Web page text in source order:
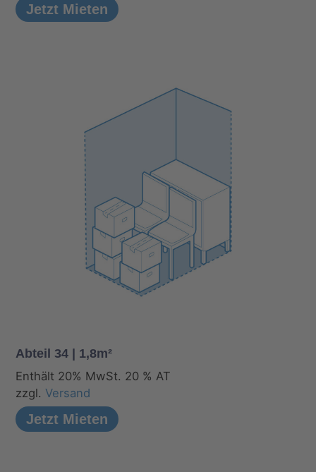
Jetzt Mieten
Abteil 34 | 1,8m²
Enthält 20% MwSt. 20 % AT
zzgl.Versand
Jetzt Mieten